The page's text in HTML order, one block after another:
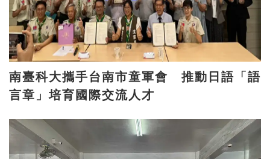
南臺科大攜手台南市童軍會 推動日語「語
言章」培育國際交流人才